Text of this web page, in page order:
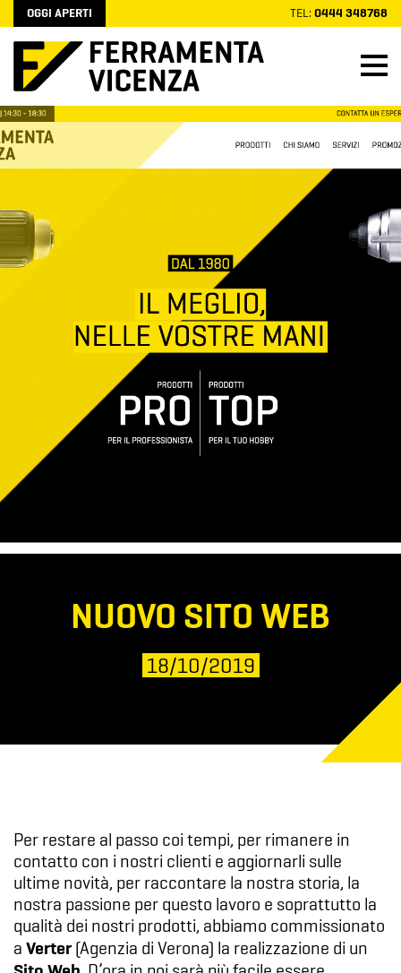
OGGI APERTI TEL: 0444 348768
NUOVO SITO WEB
18/10/2019
Per restare al passo coi tempi, per rimanere in
contatto con i nostri clienti e aggiornarli sulle
ultime novità, per raccontare la nostra storia, la
nostra passione per questo lavoro e soprattutto la
qualità dei nostri prodotti, abbiamo commissionato
a Verter(Agenzia di Verona) la realizzazione di un